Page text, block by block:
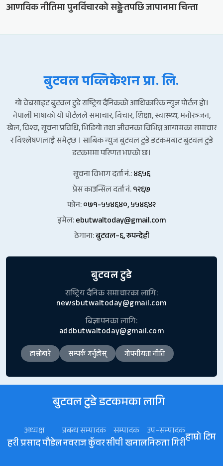
आणविक नीतिमा पुनर्विचारको सङ्केतपछि जापानमा चिन्ता
बुटवल पव्लिकेशन प्रा. लि.
यो वेबसाइट बुटवल टुडे राष्ट्रिय दैनिकको आधिकारिक न्युज पोर्टल हो।
नेपाली भाषाको यो पोर्टलले समाचार, विचार, शिक्षा, स्वास्थ्य, मनोरञ्जन,
खेल, विश्व, सूचना प्रविधि, भिडियो तथा जीवनका विभिन्न आयामका समाचार
र विश्लेषणलाई समेट्छ । साबिक न्युज बुटवल टुडे डटकमबाट बुटवल टुडे
डटकममा परिणत भएको छ।
सूचना विभाग दर्ता नं.:४६५६
प्रेस काउन्सिल दर्ता नं.१२६७
फोन:०७१-५५४६४०, ५५४६४२
इमेल:ebutwaltoday@gmail.com
ठेगाना:बुटवल–६, रुपन्देही
बुटवल टुडे
राष्ट्रिय दैनिक समाचारका लागि:
newsbutwaltoday@gmail.com
बिज्ञापनका लागि:
addbutwaltoday@gmail.com
हाम्रोबारे सम्पर्क गर्नुहोस् गोपनीयता नीति
बुटवल टुडे डटकमका लागि
अध्यक्ष
हरी प्रसाद पौडेल
प्रबन्ध सम्पादक
नवराज कॅुवर
सम्पादक
सीपी खनाल
उप–सम्पादक
निरुता गिरीहाम्रो टिम